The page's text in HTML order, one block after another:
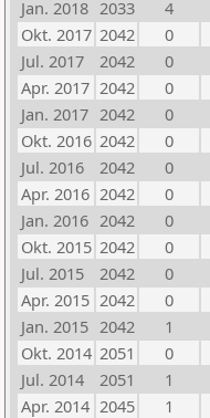
Jan. 2018 2033 4
Okt. 2017 2042 0
Jul. 2017
2042 0
Apr. 2017 2042 0
Jan. 2017 2042 0
Okt. 2016 2042 0
Jul. 2016
2042 0
Apr. 2016 2042 0
Jan. 2016 2042 0
Okt. 2015 2042 0
Jul. 2015
2042 0
Apr. 2015 2042 0
Jan. 2015 2042 1
Okt. 2014 2051 0
Jul. 2014
2051 1
Apr. 2014 2045 1